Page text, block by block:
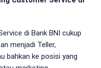
di Bank BNI cukup
menjadi Teller,
bahkan ke posisi yang